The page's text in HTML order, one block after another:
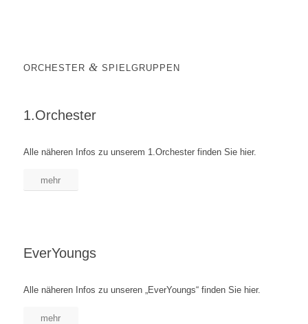
ORCHESTER & SPIELGRUPPEN
1.Orchester
Alle näheren Infos zu unserem 1.Orchester finden Sie hier.
mehr
EverYoungs
Alle näheren Infos zu unseren „EverYoungs“ finden Sie hier.
mehr